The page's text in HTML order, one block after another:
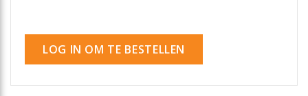
LOG IN OM TE BESTELLEN